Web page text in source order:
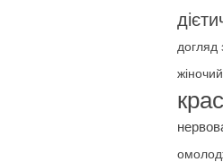
догляд